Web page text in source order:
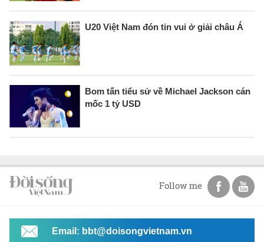
U20 Việt Nam đón tin vui ở giải châu Á
Bom tấn tiểu sử về Michael Jackson cán
mốc 1 tỷ USD
Follow me
Email: bbt@doisongvietnam.vn